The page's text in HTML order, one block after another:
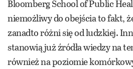
Bloomberg School of Public
niemożliwy do obejścia to fakt,
zanadto różni się od ludzkiej.
stanowią już źródła wiedzy na
również na poziomie